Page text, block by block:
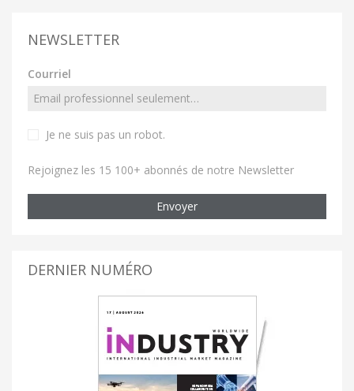
NEWSLETTER
Courriel
Je ne suis pas un robot.
Rejoignez les 15 100+ abonnés de notre Newsletter
Envoyer
DERNIER NUMÉRO